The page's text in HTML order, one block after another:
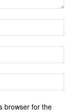
browser for the